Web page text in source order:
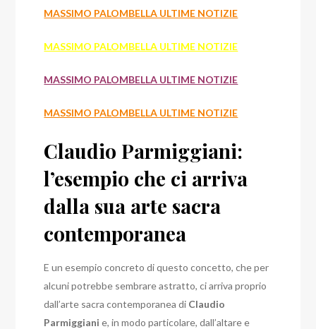
MASSIMO PALOMBELLA ULTIME NOTIZIE
MASSIMO PALOMBELLA ULTIME NOTIZIE
MASSIMO PALOMBELLA ULTIME NOTIZIE
MASSIMO PALOMBELLA ULTIME NOTIZIE
Claudio Parmiggiani:
l’esempio che ci arriva
dalla sua arte sacra
contemporanea
E un esempio concreto di questo concetto, che per
alcuni potrebbe sembrare astratto, ci arriva proprio
dall’arte sacra contemporanea di Claudio
Parmiggianie, in modo particolare, dall’altare e